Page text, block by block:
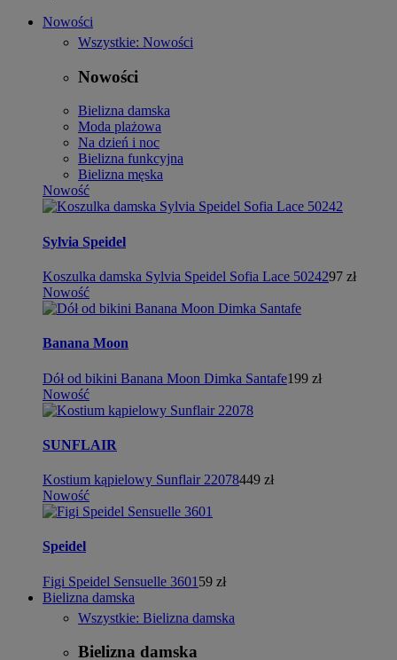
Nowości
Wszystkie: Nowości
Nowości
Bielizna damska
Moda plażowa
Na dzień i noc
Bielizna funkcyjna
Bielizna męska
Nowość
Sylvia Speidel
Koszulka damska Sylvia Speidel Sofia Lace 5024297 zł
Nowość
Banana Moon
Dół od bikini Banana Moon Dimka Santafe199 zł
Nowość
SUNFLAIR
Kostium kąpielowy Sunflair 22078449 zł
Nowość
Speidel
Figi Speidel Sensuelle 3601 59 zł
Bielizna damska
Wszystkie: Bielizna damska
Bielizna damska